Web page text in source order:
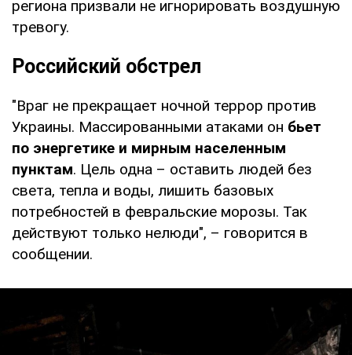
региона призвали не игнорировать воздушную
тревогу.
Российский обстрел
"Враг не прекращает ночной террор против
Украины. Массированными атаками он бьет
по энергетике и мирным населенным
пунктам. Цель одна – оставить людей без
света, тепла и воды, лишить базовых
потребностей в февральские морозы. Так
действуют только нелюди", – говорится в
сообщении.